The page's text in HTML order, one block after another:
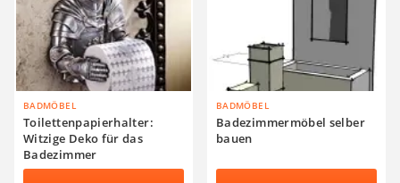
BADMÖBEL
Toilettenpapierhalter:
Witzige Deko für das
Badezimmer
BADMÖBEL
Badezimmermöbel selber
bauen